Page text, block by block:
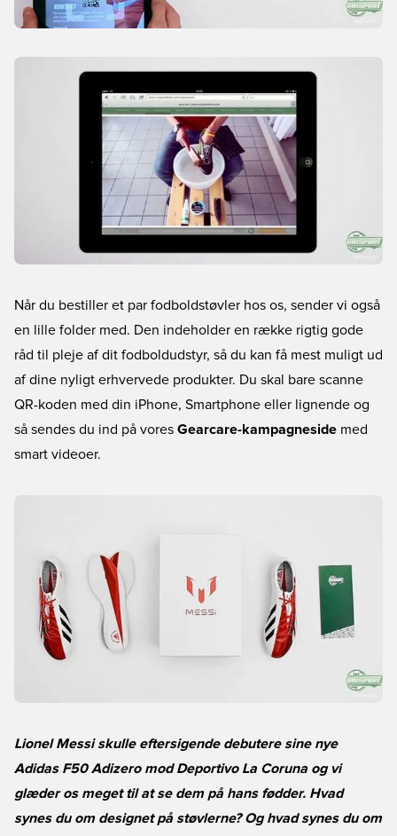
Når du bestiller et par fodboldstøvler hos os, sender vi også
en lille folder med. Den indeholder en række rigtig gode
råd til pleje af dit fodboldudstyr, så du kan få mest muligt ud
af dine nyligt erhvervede produkter. Du skal bare scanne
QR-koden med din iPhone, Smartphone eller lignende og
så sendes du ind på vores Gearcare-kampagneside med
smart videoer.
Lionel Messi skulle eftersigende debutere sine nye
Adidas F50 Adizero mod Deportivo La Coruna og vi
glæder os meget til at se dem på hans fødder. Hvad
synes du om designet på støvlerne? Og hvad synes du om